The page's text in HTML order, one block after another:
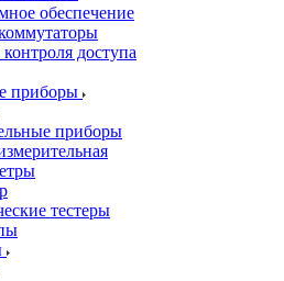
обеспечение
доступа
приборы
приборы
тестеры